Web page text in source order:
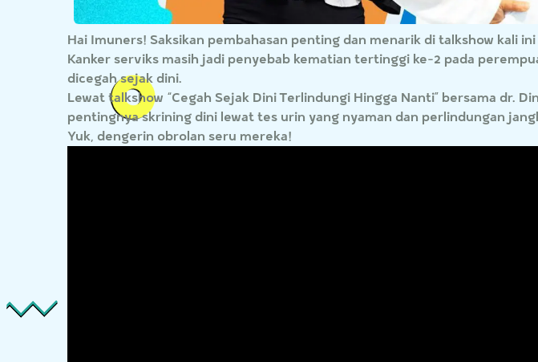
Hai Imuners! Saksikan pembahasan penting dan menarik di talkshow kali
Kanker serviks masih jadi penyebab kematian tertinggi ke-2 pada
dicegah sejak dini.
Lewat talkshow “Cegah Sejak Dini Terlindungi Hingga Nanti” bersama dr.
pentingnya skrining dini lewat tes urin yang nyaman dan perlindungan
Yuk, dengerin obrolan seru mereka!